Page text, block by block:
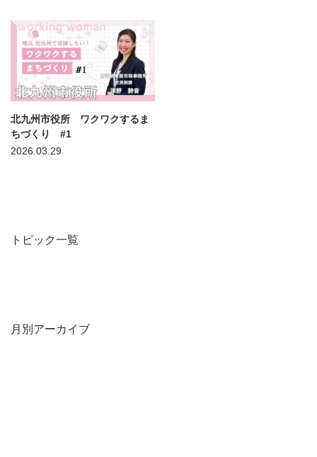
北九州市役所 ワクワクするま
ちづくり #1
2026.03.29
トピック一覧
月別アーカイブ